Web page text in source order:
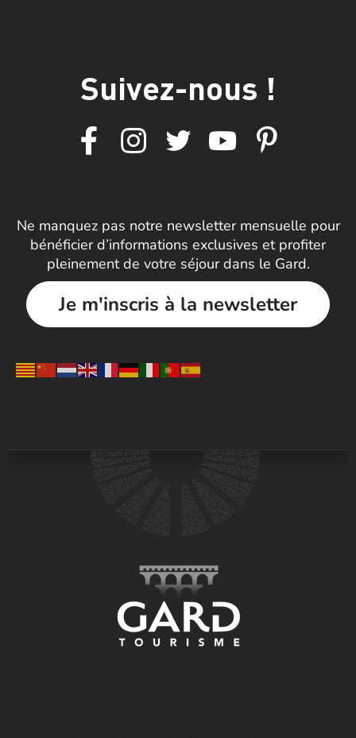
Suivez-nous !
Ne manquez pas notre newsletter mensuelle pour
bénéficier d’informations exclusives et profiter
pleinement de votre séjour dans le Gard.
Je m'inscris à la newsletter